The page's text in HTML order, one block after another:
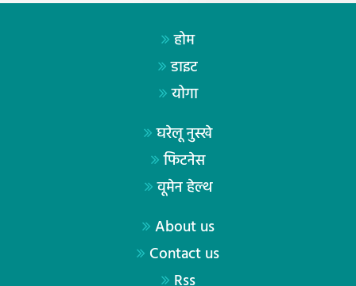
होम
डाइट
योगा
घरेलू नुस्खे
फिटनेस
वूमेन हेल्थ
About us
Contact us
Rss